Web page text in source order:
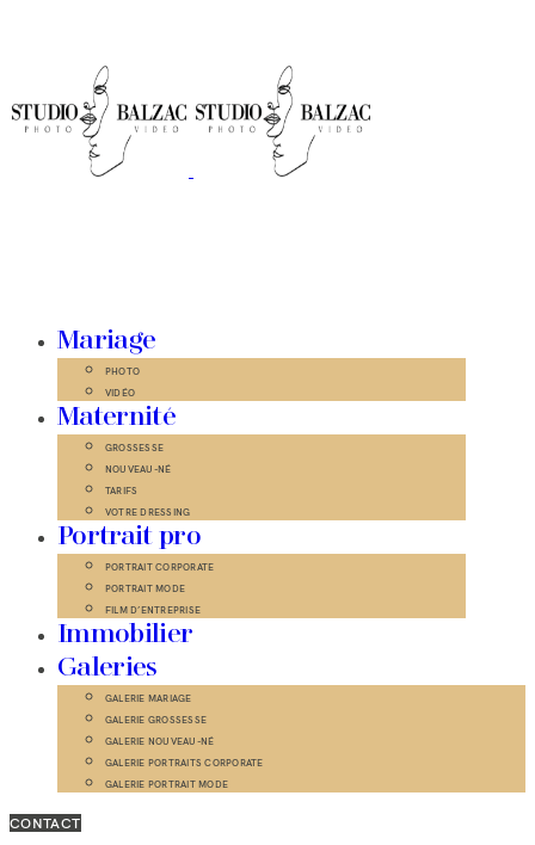
Mariage
PHOTO
VIDÉO
Maternité
GROSSESSE
NOUVEAU-NÉ
TARIFS
VOTRE DRESSING
Portrait pro
PORTRAIT CORPORATE
PORTRAIT MODE
FILM D’ENTREPRISE
Immobilier
Galeries
GALERIE MARIAGE
GALERIE GROSSESSE
GALERIE NOUVEAU-NÉ
GALERIE PORTRAITS CORPORATE
GALERIE PORTRAIT MODE
CONTACT